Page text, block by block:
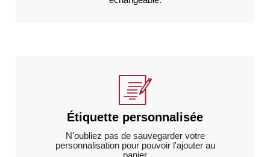
Étiquette personnalisée
N'oubliez pas de sauvegarder votre
personnalisation pour pouvoir l'ajouter au
panier